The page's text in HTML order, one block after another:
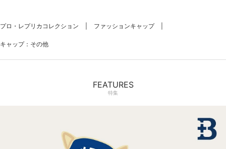
プロ・レプリカコレクション ファッションキャップ
キャップ：その他
FEATURES
特集